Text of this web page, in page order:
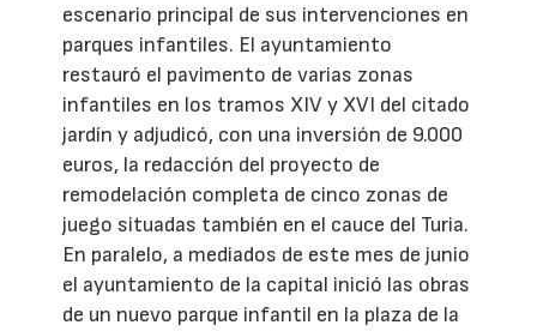
escenario principal de sus intervenciones en
parques infantiles. El ayuntamiento
restauró el pavimento de varias zonas
infantiles en los tramos XIV y XVI del citado
jardín y adjudicó, con una inversión de 9.000
euros, la redacción del proyecto de
remodelación completa de cinco zonas de
juego situadas también en el cauce del Turia.
En paralelo, a mediados de este mes de junio
el ayuntamiento de la capital inició las obras
de un nuevo parque infantil en la plaza de la